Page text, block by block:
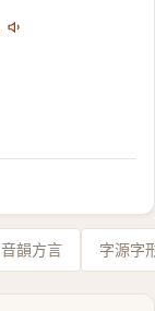
音韻方言 字源字